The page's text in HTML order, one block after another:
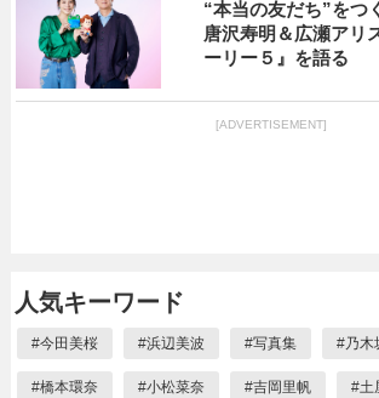
“本当の友だち”を
唐沢寿明＆広瀬アリ
ーリー５』を語る
[ADVERTISEMENT]
人気キーワード
#今田美桜 #浜辺美波 #写真集 #乃木
#橋本環奈 #小松菜奈 #吉岡里帆 #土